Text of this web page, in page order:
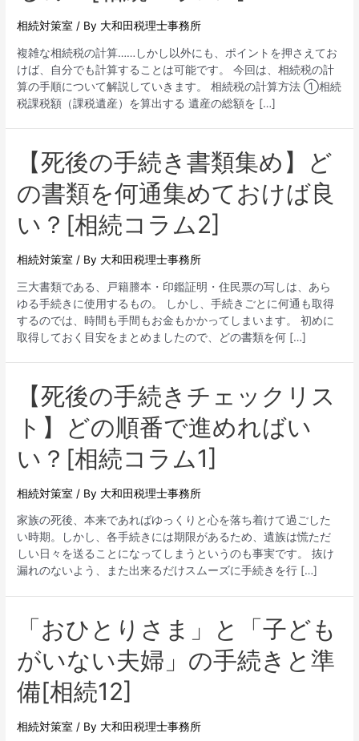
相続対策室 / By 大和田税理士事務所
複雑な相続税の計算……しかし以外にも、ポイントを押さえてお
けば、自分でも計算することは可能です。 今回は、相続税の計
算の手順について解説していきます。 相続税の計算方法 ①相続
税課税額（課税遺産）を算出する 遺産の総額を […]
【死後の手続き書類集め】ど
の書類を何通集めておけば良
い？[相続コラム2]
相続対策室 / By 大和田税理士事務所
三大書類である、戸籍謄本・印鑑証明・住民票の写しは、あら
ゆる手続きに使用するもの。 しかし、手続きごとに何通も取得
するのでは、時間も手間もお金もかかってしまいます。 初めに
取得しておく目安をまとめましたので、どの書類を何 […]
【死後の手続きチェックリス
ト】どの順番で進めればい
い？[相続コラム1]
相続対策室 / By 大和田税理士事務所
家族の死後、本来であればゆっくりと心を落ち着けて過ごした
い時期。しかし、各手続きには期限があるため、遺族は慌ただ
しい日々を送ることになってしまうというのも事実です。 抜け
漏れのないよう、また出来るだけスムーズに手続きを行 […]
「おひとりさま」と「子ども
がいない夫婦」の手続きと準
備[相続12]
相続対策室 / By 大和田税理士事務所